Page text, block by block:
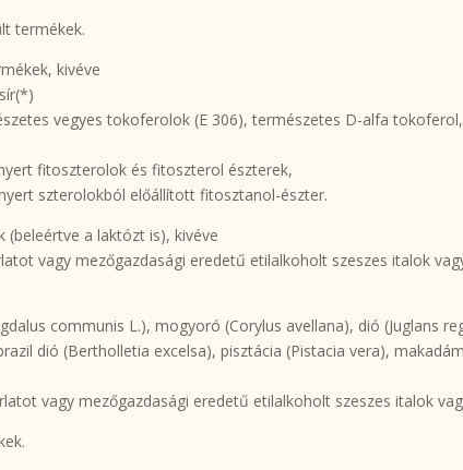
termékek.
kivéve
vegyes tokoferolok (E 306), természetes D-alfa
fitoszterolok és fitoszterol észterek,
szterolokból előállított fitosztanol-észter.
(beleértve a laktózt is), kivéve
vagy mezőgazdasági eredetű etilalkoholt szeszes italok
communis L.), mogyoró (Corylus avellana), dió (Juglans
dió (Bertholletia excelsa), pisztácia (Pistacia vera),
vagy mezőgazdasági eredetű etilalkoholt szeszes italok